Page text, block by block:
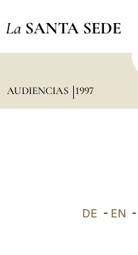
La SANTA SEDE
AUDIENCIAS 1997
DE - EN -